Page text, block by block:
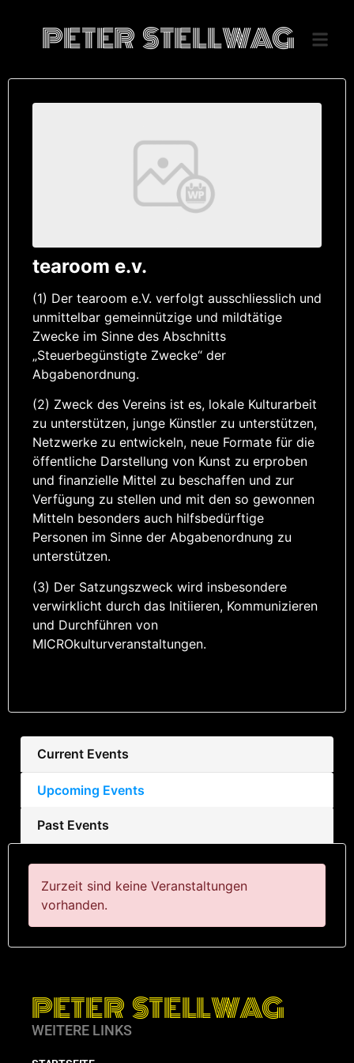
PETER STELLWAG
tearoom e.v.
(1) Der tearoom e.V. verfolgt ausschliesslich und
unmittelbar gemeinnützige und mildtätige
Zwecke im Sinne des Abschnitts
„Steuerbegünstigte Zwecke“ der
Abgabenordnung.
(2) Zweck des Vereins ist es, lokale Kulturarbeit
zu unterstützen, junge Künstler zu unterstützen,
Netzwerke zu entwickeln, neue Formate für die
öffentliche Darstellung von Kunst zu erproben
und finanzielle Mittel zu beschaffen und zur
Verfügung zu stellen und mit den so gewonnen
Mitteln besonders auch hilfsbedürftige
Personen im Sinne der Abgabenordnung zu
unterstützen.
(3) Der Satzungszweck wird insbesondere
verwirklicht durch das Initiieren, Kommunizieren
und Durchführen von
MICROkulturveranstaltungen.
Current Events
Upcoming Events
Past Events
Zurzeit sind keine Veranstaltungen
vorhanden.
PETER STELLWAG
WEITERE LINKS